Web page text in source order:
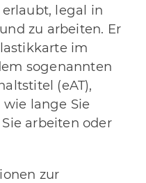
legal in
zu arbeiten. Er
im
sogenannten
(eAT),
lange Sie
arbeiten oder
zur